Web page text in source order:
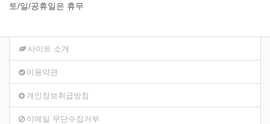
토/일/공휴일은 휴무
사이트 소개
이용약관
개인정보취급방침
이메일 무단수집거부